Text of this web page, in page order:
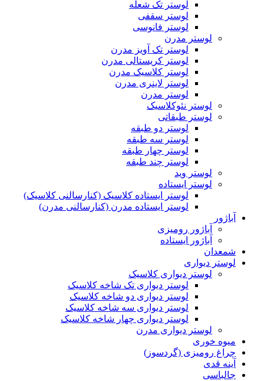
لوستر تک شعله
لوستر سقفی
لوستر فانوسی
لوستر مدرن
لوستر تک آویز مدرن
لوستر کریستالی مدرن
لوستر کلاسیک مدرن
لوستر لاینری مدرن
لوستر مدرن
لوستر نئوکلاسیک
لوستر طبقاتی
لوستر دو طبقه
لوستر سه طبقه
لوستر چهار طبقه
لوستر چند طبقه
لوستر وید
لوستر ایستاده
لوستر ایستاده کلاسیک (کنارسالنی کلاسیک)
لوستر ایستاده مدرن (کنارسالنی مدرن)
آباژور
آباژور رومیزی
آباژور ایستاده
شمعدان
لوستر دیواری
لوستر دیواری کلاسیک
لوستر دیواری تک شاخه کلاسیک
لوستر دیواری دو شاخه کلاسیک
لوستر دیواری سه شاخه کلاسیک
لوستر دیواری چهار شاخه کلاسیک
لوستر دیواری مدرن
میوه خوری
چراغ رومیزی (گردسوز)
آینه قدی
جالباسی